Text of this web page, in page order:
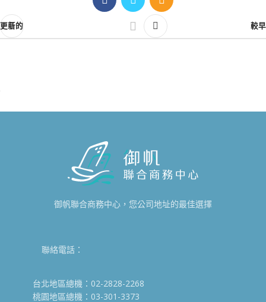
更新的 較早
御帆聯合商務中心，您公司地址的最佳選擇
聯絡電話：
台北地區總機：02-2828-2268
桃園地區總機：03-301-3373